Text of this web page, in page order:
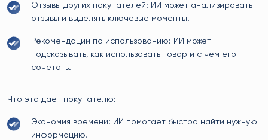
Отзывы других покупателей: ИИ может анализировать
отзывы и выделять ключевые моменты.
Рекомендации по использованию: ИИ может
подсказывать, как использовать товар и с чем его
сочетать.
Что это дает покупателю:
Экономия времени: ИИ помогает быстро найти нужную
информацию.